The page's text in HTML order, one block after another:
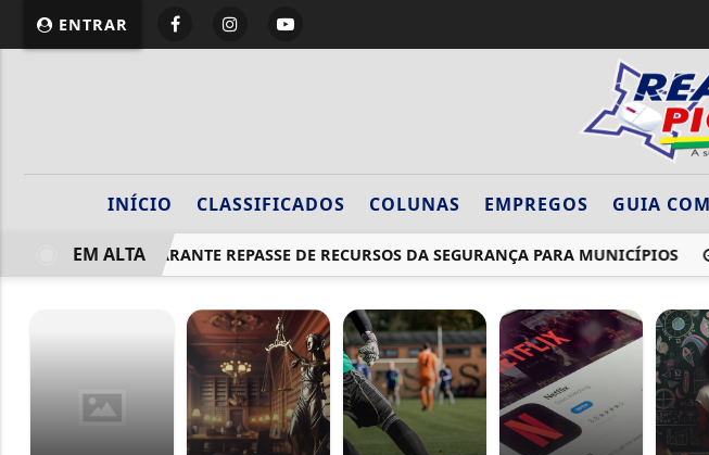
ENTRAR
INÍCIO CLASSIFICADOS COLUNAS EMPREGOS GUIA
PROJETO GARANTE REPASSE DE RECURSOS DA SEGURANÇA PARA MUNICÍPIOS
EM ALTA